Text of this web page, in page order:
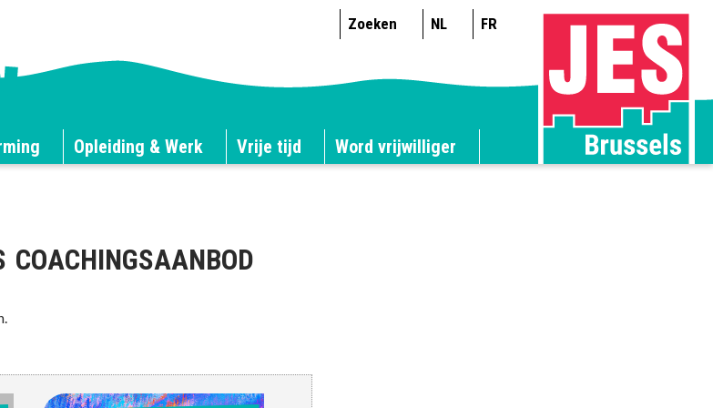
Zoeken NL FR
Opleiding & Werk Vrije tijd
Word vrijwilliger
coachingsaanbod